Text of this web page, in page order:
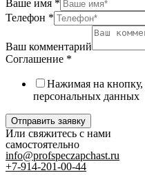
Ваше имя *
Телефон *
Ваш комментарий
Соглашение *
Нажимая на кнопку,
персональных данных
Отправить заявку
Или свяжитесь с нами
самостоятельно
info@profspeczapchast.ru
+7-914-201-00-44